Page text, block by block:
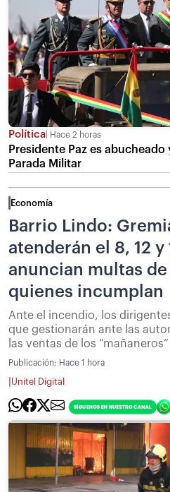
Política Hace 2 horas
Presidente Paz es
Parada Militar
Economía
Barrio Lindo:
atenderán el 8, 12 y
anuncian multas
quienes incumplan
Ante el incendio, los
que gestionarán ante las
las ventas de los
Publicación: Hace 1 hora
Unitel Digital